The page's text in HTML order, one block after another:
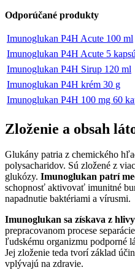
Odporúčané produkty
Imunoglukan P4H Acute 100 ml
Imunoglukan P4H Acute 5
Imunoglukan P4H Sirup 120 ml
Imunoglukan P4H krém 30 g
Imunoglukan P4H 100 mg 60
Zloženie a obsah
Glukány patria z chemického
polysacharidov. Sú zložené z
glukózy. Imunoglukan patrí
schopnosť aktivovať imunitné
napadnutie baktériami a vírusmi.
Imunoglukan sa získava z
prepracovanom procese
ľudskému organizmu podporné
Jej zloženie teda tvorí základ
vplývajú na zdravie.